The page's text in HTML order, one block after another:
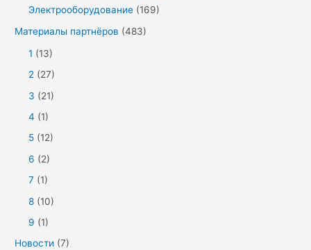
Электрооборудование (169)
Материалы партнёров (483)
1 (13)
2 (27)
3 (21)
4 (1)
5 (12)
6 (2)
7 (1)
8 (10)
9 (1)
Новости (7)